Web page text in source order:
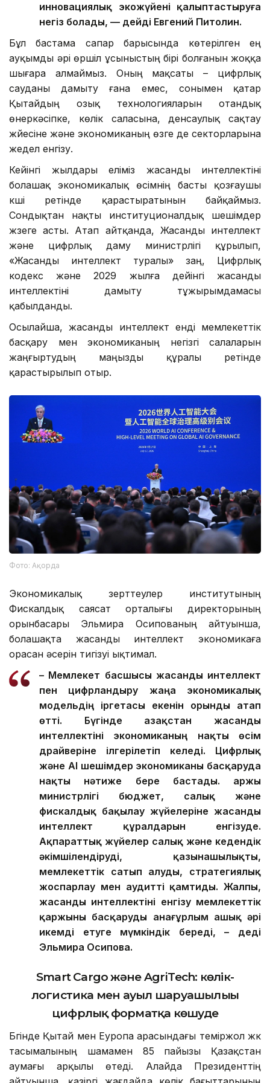
инновациялық экожүйені қалыптастыруға
негіз болады, — дейді Евгений Питолин.
Бұл бастама сапар барысында көтерілген ең
ауқымды әрі өршіл ұсыныстың бірі болғанын жоққа
шығара алмаймыз. Оның мақсаты – цифрлық
сауданы дамыту ғана емес, сонымен қатар
Қытайдың озық технологияларын отандық
өнеркәсіпке, көлік саласына, денсаулық сақтау
жүйесіне және экономиканың өзге де секторларына
жедел енгізу.
Кейінгі жылдары еліміз жасанды интеллектіні
болашақ экономикалық өсімнің басты қозғаушы
күші ретінде қарастыратынын байқаймыз.
Сондықтан нақты институционалдық шешімдер
жүзеге асты. Атап айтқанда, Жасанды интеллект
және цифрлық даму министрлігі құрылып,
«Жасанды интеллект туралы» заң, Цифрлық
кодекс және 2029 жылға дейінгі жасанды
интеллектіні дамыту тұжырымдамасы
қабылданды.
Осылайша, жасанды интеллект енді мемлекеттік
басқару мен экономиканың негізгі салаларын
жаңғыртудың маңызды құралы ретінде
қарастырылып отыр.
Фото: Ақорда
Экономикалық зерттеулер институтының
Фискалдық саясат орталығы директорының
орынбасары Эльмира Осипованың айтуынша,
болашақта жасанды интеллект экономикаға
орасан әсерін тигізуі ықтимал.
– Мемлекет басшысы жасанды интеллект
пен цифрландыру жаңа экономикалық
модельдің іргетасы екенін орынды атап
өтті. Бүгінде Қазақстан жасанды
интеллектіні экономиканың нақты өсім
драйверіне ілгерілетіп келеді. Цифрлық
және AI шешімдер экономиканы басқаруда
нақты нәтиже бере бастады. Қаржы
министрлігі бюджет, салық және
фискалдық бақылау жүйелеріне жасанды
интеллект құралдарын енгізуде.
Ақпараттық жүйелер салық және кедендік
әкімшілендіруді, қазынашылықты,
мемлекеттік сатып алуды, стратегиялық
жоспарлау мен аудитті қамтиды. Жалпы,
жасанды интеллектіні енгізу мемлекеттік
қаржыны басқаруды анағұрлым ашық әрі
икемді етуге мүмкіндік береді, – деді
Эльмира Осипова.
Smart Cargo және AgriTech: көлік-
логистика мен ауыл шаруашылығы
цифрлық форматқа көшуде
Бүгінде Қытай мен Еуропа арасындағы теміржол жүк
тасымалының шамамен 85 пайызы Қазақстан
аумағы арқылы өтеді. Алайда Президенттің